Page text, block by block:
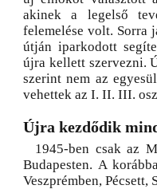
akinek a legelső
felemelése volt. Sorra
útján iparkodott
újra kellett szervezni.
szerint nem az
vehettek az I. II. III.
Újra kezdődik
1945-ben csak az
Budapesten. A
Veszprémben, Pécsett,